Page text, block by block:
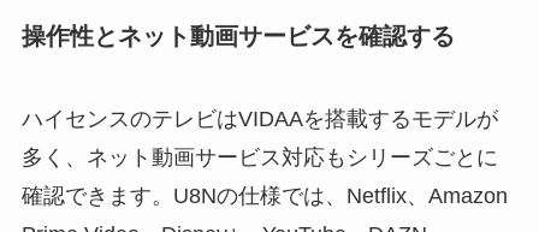
操作性とネット動画サービスを確認する
ハイセンスのテレビはVIDAAを搭載するモデルが
多く、ネット動画サービス対応もシリーズごとに
確認できます。U8Nの仕様では、Netflix、Amazon